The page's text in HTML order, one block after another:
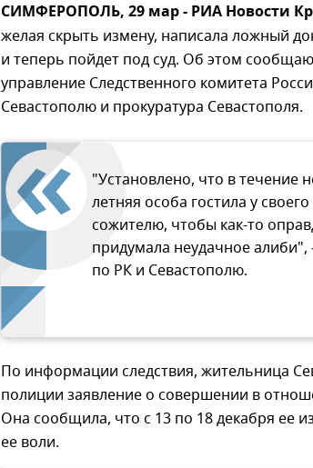
СИМФЕРОПОЛЬ, 29 мар - РИА Новости
желая скрыть измену, написала ложный
и теперь пойдет под суд. Об этом
управление Следственного комитета
Севастополю и прокуратура Севастополя.
"Установлено, что в течение
летняя особа гостила у
сожителю, чтобы как-то
придумала неудачное
по РК и Севастополю.
По информации следствия, жительница
полиции заявление о совершении в
Она сообщила, что c 13 по 18 декабря ее
ее воли.